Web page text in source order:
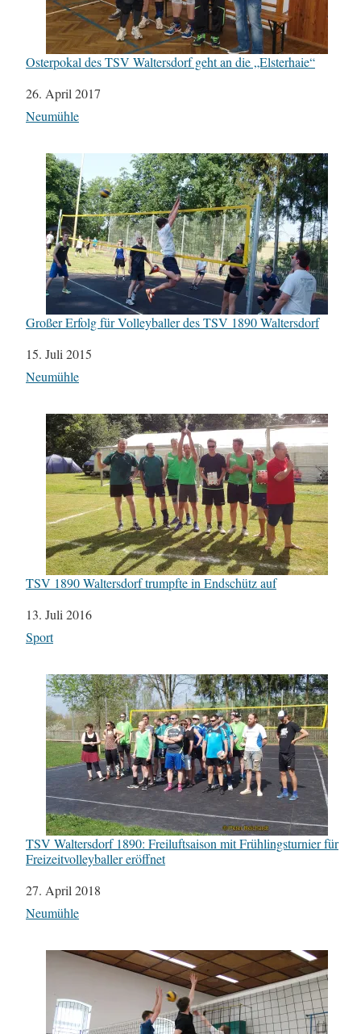
Osterpokal des TSV Waltersdorf geht an die „Elsterhaie“
Datum
26. April 2017
In Bezug auf
Neumühle
Großer Erfolg für Volleyballer des TSV 1890 Waltersdorf
Datum
15. Juli 2015
In Bezug auf
Neumühle
TSV 1890 Waltersdorf trumpfte in Endschütz auf
Datum
13. Juli 2016
In Bezug auf
Sport
TSV Waltersdorf 1890: Freiluftsaison mit Frühlingsturnier für
Freizeitvolleyballer eröffnet
Datum
27. April 2018
In Bezug auf
Neumühle